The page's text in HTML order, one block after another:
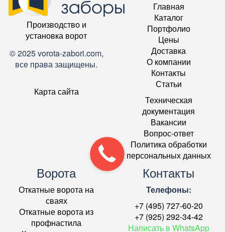
Производство и
установка ворот
© 2025 vorota-zabori.com,
все права защищены.
Карта сайта
Главная
Каталог
Портфолио
Цены
Доставка
О компании
Контакты
Статьи
Техническая
документация
Вакансии
Вопрос-ответ
Политика обработки
персональных данных
Ворота
Откатные ворота на
сваях
Откатные ворота из
профнастила
Контакты
Телефоны:
+7 (495) 727-60-20
+7 (925) 292-34-42
Написать в WhatsApp